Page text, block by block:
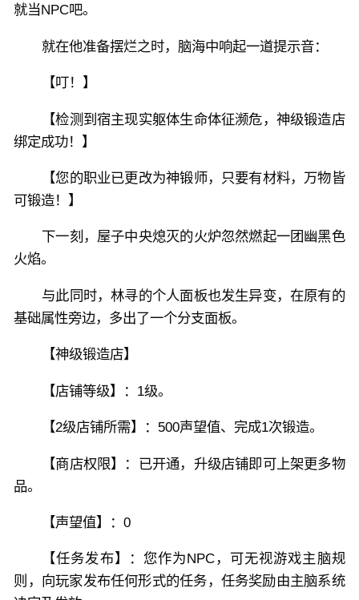
就当NPC吧。
就在他准备摆烂之时，脑海中响起一道提示音：
【叮！】
【检测到宿主现实躯体生命体征濒危，神级锻造店
绑定成功！】
【您的职业已更改为神锻师，只要有材料，万物皆
可锻造！】
下一刻，屋子中央熄灭的火炉忽然燃起一团幽黑色
火焰。
与此同时，林寻的个人面板也发生异变，在原有的
基础属性旁边，多出了一个分支面板。
【神级锻造店】
【店铺等级】：1级。
【2级店铺所需】：500声望值、完成1次锻造。
【商店权限】：已开通，升级店铺即可上架更多物
品。
【声望值】：0
【任务发布】：您作为NPC，可无视游戏主脑规
则，向玩家发布任何形式的任务，任务奖励由主脑系统